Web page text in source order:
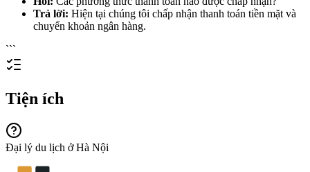
Trả lời: Hiện tại chúng tôi chấp nhận thanh toán tiền mặt và
chuyển khoản ngân hàng.
```
Tiện ích
Đại lý du lịch ở Hà Nội